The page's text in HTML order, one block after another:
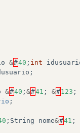
&#40 ; int
;
&#40 ; &#41 ; &#123 ;
;
; String nome&#41 ;